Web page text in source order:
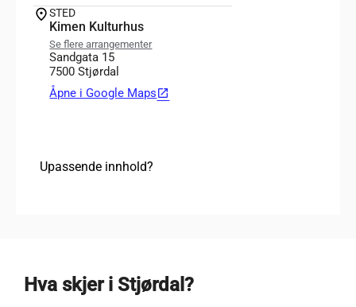
STED
Kimen Kulturhus
Se flere arrangementer
Sandgata 15
7500 Stjørdal
Åpne i Google Mapsopen_in_new
Upassende innhold?
Hva skjer i Stjørdal?